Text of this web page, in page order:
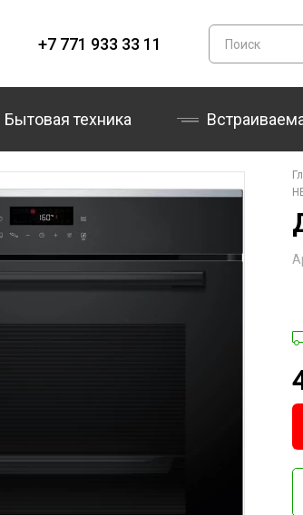
+7 771 933 33 11
Бытовая техника